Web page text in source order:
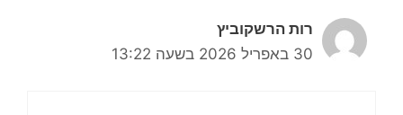
רות הרשקוביץ
30 באפריל 2026 בשעה 13:22